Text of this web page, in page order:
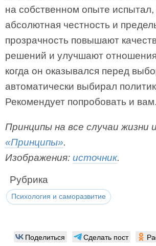
на собственном опыте испытал,
абсолютная честность и
прозрачность повышают
решений и улучшают
когда он оказывался перед
автоматически выбирал
Рекомендует попробовать и вам.
Принципы на все случаи
«Принципы».
Изображения: источник.
Рубрика
Психология и саморазвитие
Поделиться Сделать пост